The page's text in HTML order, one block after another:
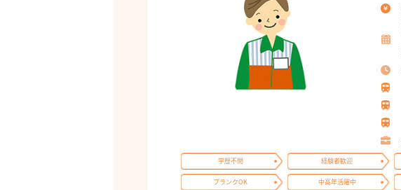
学歴不問 経験者歓迎
ブランクOK 中高年活躍中